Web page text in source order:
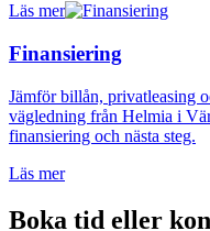
Läs mer
Finansiering
Jämför billån, privatleasing
vägledning från Helmia i
finansiering och nästa steg.
Läs mer
Boka tid eller